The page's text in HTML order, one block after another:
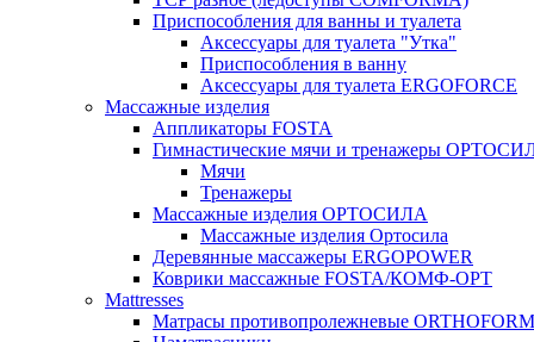
Приспособления для ванны и туалета
Аксессуары для туалета "Утка"
Приспособления в ванну
Аксессуары для туалета ERGOFORCE
Массажные изделия
Аппликаторы FOSTA
Гимнастические мячи и тренажеры
Мячи
Тренажеры
Массажные изделия ОРТОСИЛА
Массажные изделия Ортосила
Деревянные массажеры ERGOPOWER
Коврики массажные FOSTA/КОМФ-ОРТ
Мattresses
Матрасы противопролежневые